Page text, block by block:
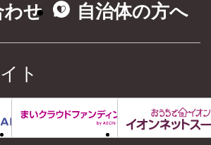
わせ
自治体の方へ
ト